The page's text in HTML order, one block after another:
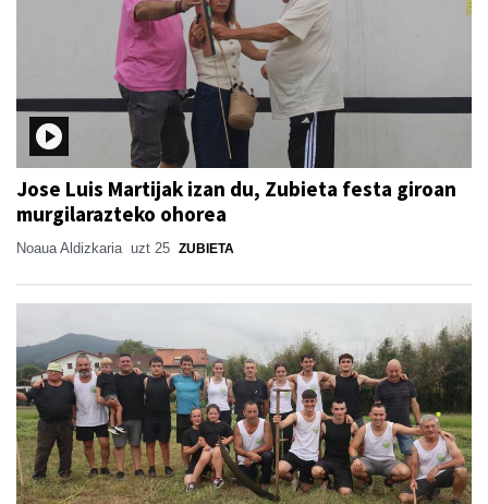
Jose Luis Martijak izan du, Zubieta festa giroan
murgilarazteko ohorea
Noaua Aldizkaria uzt 25 ZUBIETA